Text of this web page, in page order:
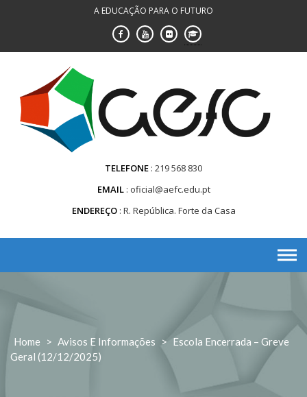
A EDUCAÇÃO PARA O FUTURO
TELEFONE 219 568 830
EMAIL oficial@aefc.edu.pt
ENDEREÇO R. República. Forte da Casa
Home > Avisos E Informações > Escola Encerrada – Greve
Geral (12/12/2025)